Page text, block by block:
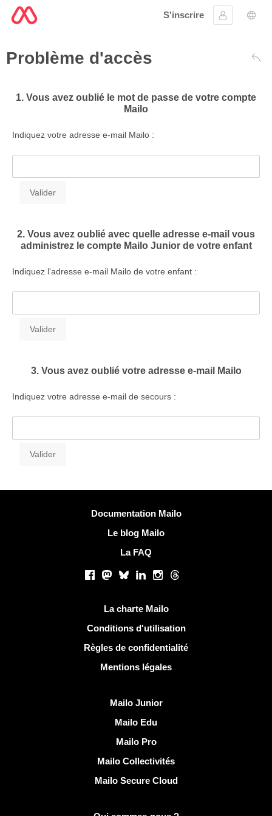
S'inscrire
Se
Problème d'accès
1. Vous avez oublié le mot de passe de votre compte
Mailo
Indiquez votre adresse e-mail Mailo :
2. Vous avez oublié avec quelle adresse e-mail vous
administrez le compte Mailo Junior de votre enfant
Indiquez l'adresse e-mail Mailo de votre enfant :
3. Vous avez oublié votre adresse e-mail Mailo
Indiquez votre adresse e-mail de secours :
Plus d'informationsDocumentation Mailo
Le blog Mailo
La FAQ
Réseaux sociaux
Facebook
Mastodon
BlueskyLinkedInInstagram
Threads
La charte Mailo
Conditions d'utilisation
Règles de confidentialité
Mentions légales
Mailo Junior
Mailo Edu
Mailo Pro
Mailo Collectivités
Mailo Secure Cloud